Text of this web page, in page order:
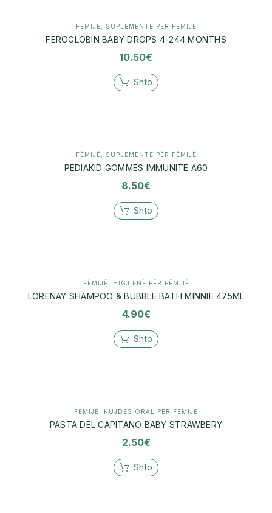
FËMIJË SUPLEMENTE PËR FËMIJË
FEROGLOBIN BABY DROPS 4-244 MONTHS
10.50€
Shto
FËMIJË SUPLEMENTE PËR FËMIJË
PEDIAKID GOMMES IMMUNITE A60
8.50€
Shto
FËMIJË HIGJIENË PËR FËMIJË
LORENAY SHAMPOO & BUBBLE BATH MINNIE 475ML
4.90€
Shto
FËMIJË KUJDES ORAL PËR FËMIJË
PASTA DEL CAPITANO BABY STRAWBERY
2.50€
Shto